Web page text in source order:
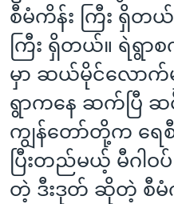
စီမံကိန်း ကြီး ရှိတယ်
ကြီး ရှိတယ်။ ရဲရွာ
မှာ ဆယ်မိုင်လောက်
ရွာကနေ ဆက်ပြီ
ကျွန်တော်တို့က ရေ
ပြီးတည်မယ့် မီဂါဝ
တဲ့ ဒီးဒုတ် ဆိုတဲ့ စီ